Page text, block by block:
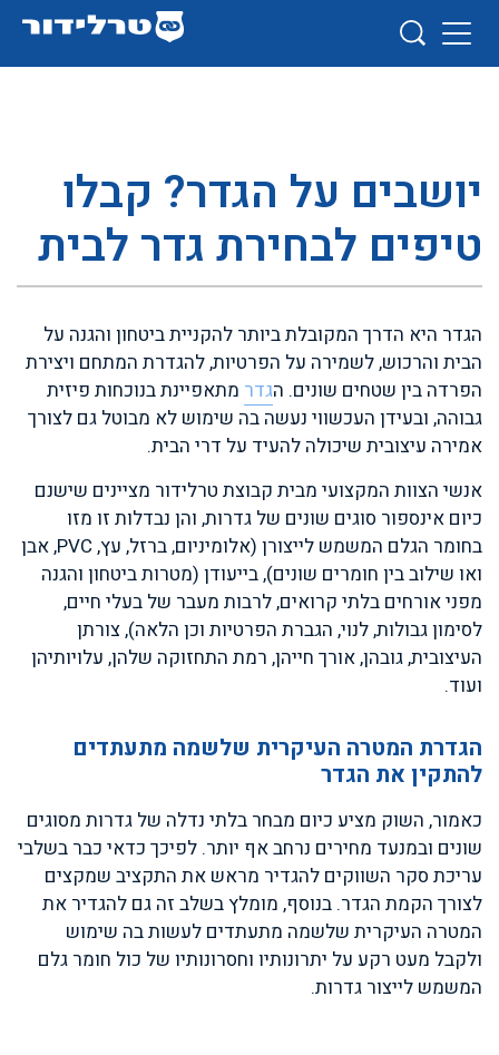
יושבים על הגדר? קבלו
טיפים לבחירת גדר לבית
הגדר היא הדרך המקובלת ביותר להקניית ביטחון והגנה על
הבית והרכוש, לשמירה על הפרטיות, להגדרת המתחם ויצירת
הפרדה בין שטחים שונים. הגדר מתאפיינת בנוכחות פיזית
גבוהה, ובעידן העכשווי נעשה בה שימוש לא מבוטל גם לצורך
אמירה עיצובית שיכולה להעיד על דרי הבית.
אנשי הצוות המקצועי מבית קבוצת טרלידור מציינים שישנם
כיום אינספור סוגים שונים של גדרות, והן נבדלות זו מזו
בחומר הגלם המשמש לייצורן (אלומיניום, ברזל, עץ, PVC, אבן
ואו שילוב בין חומרים שונים), בייעודן (מטרות ביטחון והגנה
מפני אורחים בלתי קרואים, לרבות מעבר של בעלי חיים,
לסימון גבולות, לנוי, הגברת הפרטיות וכן הלאה), צורתן
העיצובית, גובהן, אורך חייהן, רמת התחזוקה שלהן, עלויותיהן
ועוד.
הגדרת המטרה העיקרית שלשמה מתעתדים
להתקין את הגדר
כאמור, השוק מציע כיום מבחר בלתי נדלה של גדרות מסוגים
שונים ובמנעד מחירים נרחב אף יותר. לפיכך כדאי כבר בשלבי
עריכת סקר השווקים להגדיר מראש את התקציב שמקצים
לצורך הקמת הגדר. בנוסף, מומלץ בשלב זה גם להגדיר את
המטרה העיקרית שלשמה מתעתדים לעשות בה שימוש
ולקבל מעט רקע על יתרונותיו וחסרונותיו של כול חומר גלם
המשמש לייצור גדרות.